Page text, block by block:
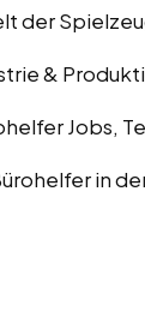
der
&
Jobs,
in